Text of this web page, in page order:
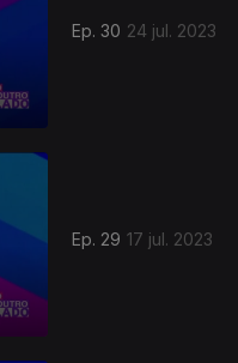
Ep. 30 24 jul. 2023
Ep. 29 17 jul. 2023